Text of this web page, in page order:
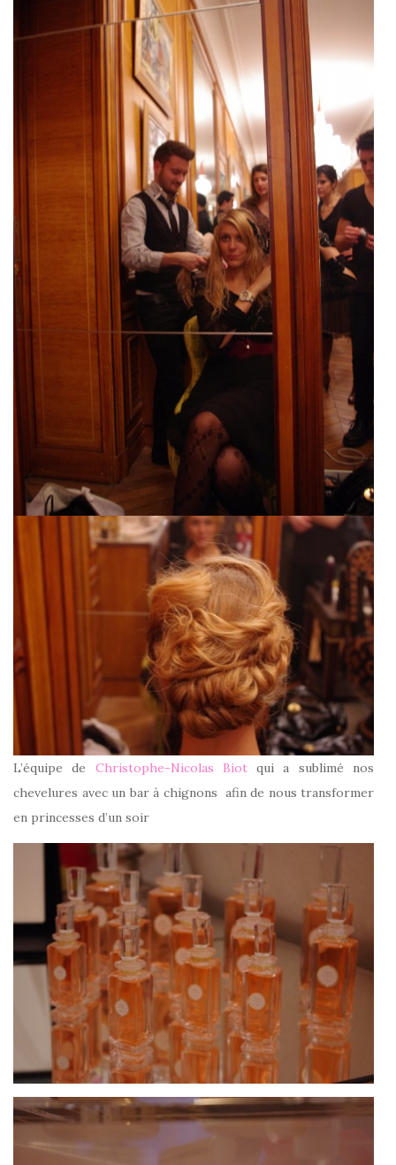
L’équipe de Christophe-Nicolas Biotqui a sublimé nos
chevelures avec un bar à chignons afin de nous transformer
en princesses d’un soir